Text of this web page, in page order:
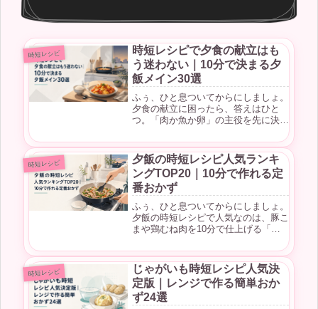
時短レシピ
時短レシピで夕食の献立はも
う迷わない｜10分で決まる夕
飯メイン30選
ふぅ、ひと息ついてからにしましょ。
夕食の献立に困ったら、答えはひと
つ。「肉か魚か卵」の主役を先に決め
し・丼に逃げ込むこと。これだけで、
今日のごはんはもう決まります。がん
ばりすぎな毎日のあなたへ。きちんと
品数...
時短レシピ
夕飯の時短レシピ人気ランキ
ングTOP20｜10分で作れる定
番おかず
ふぅ、ひと息ついてからにしましょ。
夕飯の時短レシピで人気なのは、豚こ
まや鶏むね肉を10分で仕上げる「焼
くだけ・炒めるだけ」の一皿。包丁い
らずやレンジ調理が今の主流です。が
んばりすぎな毎日のあなたへ。今日は
「献立、もう考えたくない」という夜
の...
時短レシピ
じゃがいも時短レシピ人気決
定版｜レンジで作る簡単おか
ず24選